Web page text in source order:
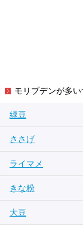
モリブデンが多い
緑豆
ささげ
ライマメ
きな粉
大豆